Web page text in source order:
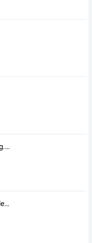
ptitegirafe.canalblog.com
les p'tites affaires de mes loulous